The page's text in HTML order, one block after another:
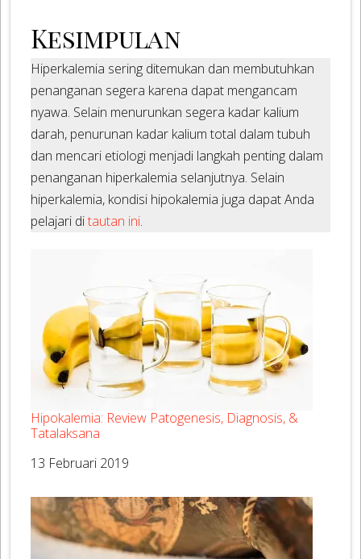
Kesimpulan
Hiperkalemia sering ditemukan dan membutuhkan
penanganan segera karena dapat mengancam
nyawa. Selain menurunkan segera kadar kalium
darah, penurunan kadar kalium total dalam tubuh
dan mencari etiologi menjadi langkah penting dalam
penanganan hiperkalemia selanjutnya. Selain
hiperkalemia, kondisi hipokalemia juga dapat Anda
pelajari ditautan ini.
Hipokalemia: Review Patogenesis, Diagnosis, &
Tatalaksana
Tanggal
13 Februari 2019